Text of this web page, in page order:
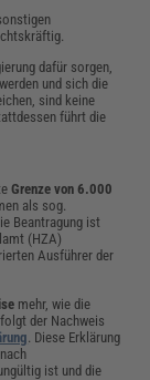
dafür sorgen,
und sich die
sind keine
führt die
Grenze von 6.000
als sog.
Beantragung ist
(HZA)
Ausführer der
mehr, wie die
der Nachweis
. Diese Erklärung
ist und die